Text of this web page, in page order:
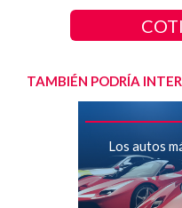
TAMBIÉN PODRÍA
Los autos